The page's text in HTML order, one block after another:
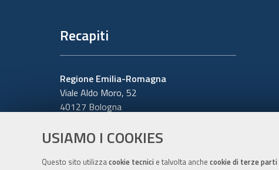
USIAMO I COOKIES
Questo sito utilizzacookie tecnici e talvolta anche cookie di terze parti
Recapiti
Regione Emilia-Romagna
Viale Aldo Moro, 52
40127 Bologna
Cerca telefoni o indirizzi